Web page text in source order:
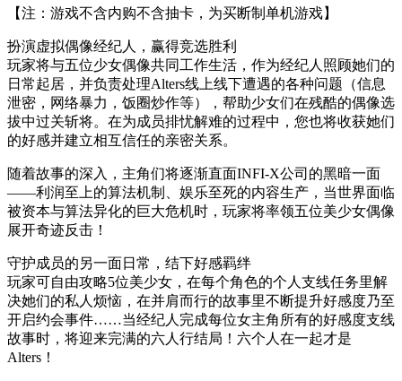
【注：游戏不含内购不含抽卡，为买断制单机游戏】
扮演虚拟偶像经纪人，赢得竞选胜利
玩家将与五位少女偶像共同工作生活，作为经纪人照顾她们的
日常起居，并负责处理Alters线上线下遭遇的各种问题（信息
泄密，网络暴力，饭圈炒作等），帮助少女们在残酷的偶像选
拔中过关斩将。在为成员排忧解难的过程中，您也将收获她们
的好感并建立相互信任的亲密关系。
随着故事的深入，主角们将逐渐直面INFI-X公司的黑暗一面
——利润至上的算法机制、娱乐至死的内容生产，当世界面临
被资本与算法异化的巨大危机时，玩家将率领五位美少女偶像
展开奇迹反击！
守护成员的另一面日常，结下好感羁绊
玩家可自由攻略5位美少女，在每个角色的个人支线任务里解
决她们的私人烦恼，在并肩而行的故事里不断提升好感度乃至
开启约会事件……当经纪人完成每位女主角所有的好感度支线
故事时，将迎来完满的六人行结局！六个人在一起才是
Alters！